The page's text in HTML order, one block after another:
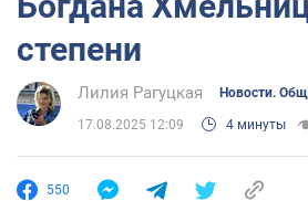
степени
Лилия Рагуцкая Новости.
17.08.2025 12:09 4 минуты
550